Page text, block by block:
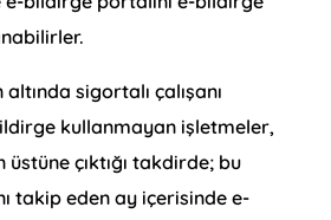
sigortalı çalışanı
kullanmayan işletmeler,
üstüne çıktığı takdirde; bu
takip eden ay içerisinde e-